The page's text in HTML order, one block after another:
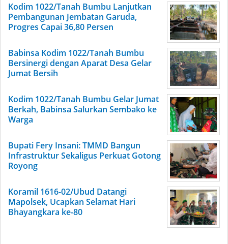
Kodim 1022/Tanah Bumbu Lanjutkan
Pembangunan Jembatan Garuda,
Progres Capai 36,80 Persen
Babinsa Kodim 1022/Tanah Bumbu
Bersinergi dengan Aparat Desa Gelar
Jumat Bersih
Kodim 1022/Tanah Bumbu Gelar Jumat
Berkah, Babinsa Salurkan Sembako ke
Warga
Bupati Fery Insani: TMMD Bangun
Infrastruktur Sekaligus Perkuat Gotong
Royong
Koramil 1616-02/Ubud Datangi
Mapolsek, Ucapkan Selamat Hari
Bhayangkara ke-80